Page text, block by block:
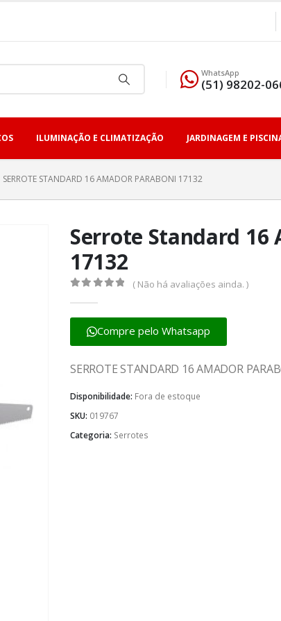
WhatsApp
(51) 98202-
ILUMINAÇÃO E CLIMATIZAÇÃO JARDINAGEM E
SERROTE STANDARD 16 AMADOR PARABONI 17132
Serrote Standard 16
17132
( Não há avaliações ainda. )
Compre pelo Whatsapp
SERROTE STANDARD 16 AMADOR
Disponibilidade: Fora de estoque
SKU: 019767
Categoria: Serrotes